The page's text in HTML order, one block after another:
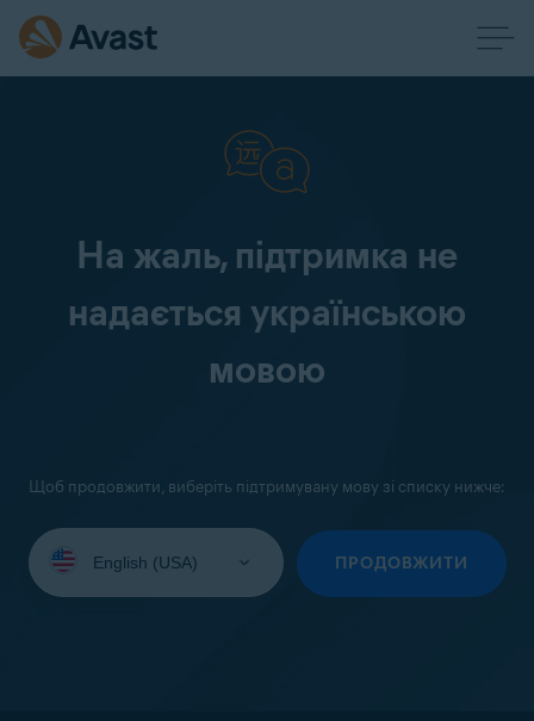
На жаль, підтримка не
надається українською
мовою
Щоб продовжити, виберіть підтримувану мову зі списку нижче:
your
ПРОДОВЖИТИ